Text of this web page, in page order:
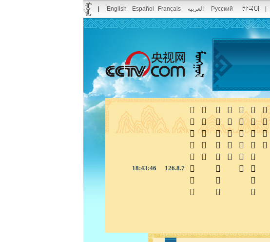
English Español Français العربية Pусский
18:43:47 126.8.7

 



